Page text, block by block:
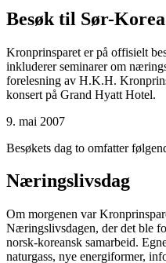
Besøk til Sør-
Kronprinsparet er på offisielt
inkluderer seminarer om
forelesning av H.K.H.
konsert på Grand Hyatt Hotel.
9. mai 2007
Besøkets dag to omfatter
Næringslivsdag
Om morgenen var
Næringslivsdagen, der det ble
norsk-koreansk samarbeid.
naturgass, nye energiformer,